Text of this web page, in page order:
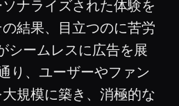
ナライズされた体験を
結果、目立つのに苦労
シームレスに広告を展
り、ユーザーやファン
規模に築き、消極的な